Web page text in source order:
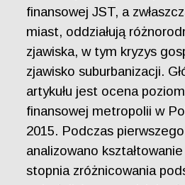
finansowej JST, a
miast, oddziałują
zjawiska, w tym kryzys
zjawisko suburbanizacji.
artykułu jest ocena
finansowej metropolii w
2015. Podczas
analizowano
stopnia zróżnicowania